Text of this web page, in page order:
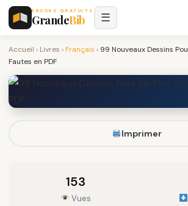
EBOOKS GRATUITS
GrandeBib ☰
Accueil › Livres ›Français › 99 Nouveaux Dessins
Fautes en PDF
Imprimer
153
Vues